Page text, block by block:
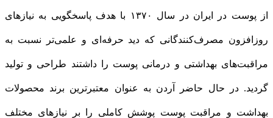
از پوست در ایران در سال ۱۳۷۰ با هدف پاسخگویی به نیازهای
روز‌افزون مصرف‌کنندگانی که دید حرفه‌ای و علمی‌تر نسبت به
مراقبت‌های بهداشتی و درمانی پوست را داشتند طراحی و تولید
گردید. در حال حاضر آردن به عنوان معتبرترین برند محصولات
بهداشت و مراقبت پوست پوشش کاملی را بر نیازهای مختلف